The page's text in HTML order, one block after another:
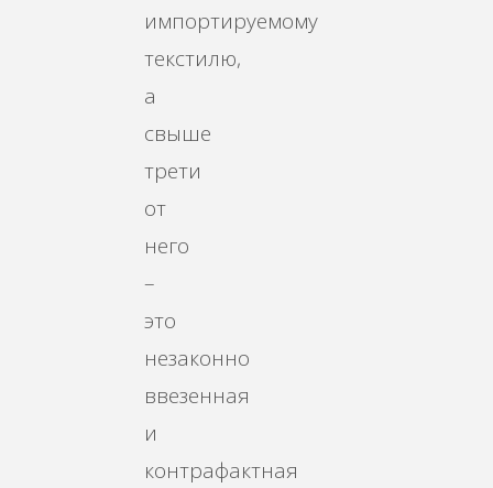
импортируемому
текстилю,
а
свыше
трети
от
него
–
это
незаконно
ввезенная
и
контрафактная